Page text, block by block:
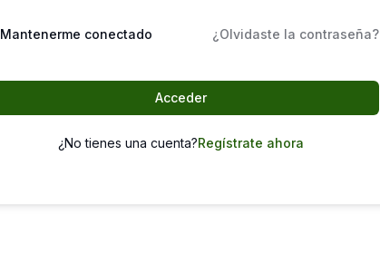
Mantenerme conectado ¿Olvidaste la contraseña?
Acceder
¿No tienes una cuenta?Regístrate ahora